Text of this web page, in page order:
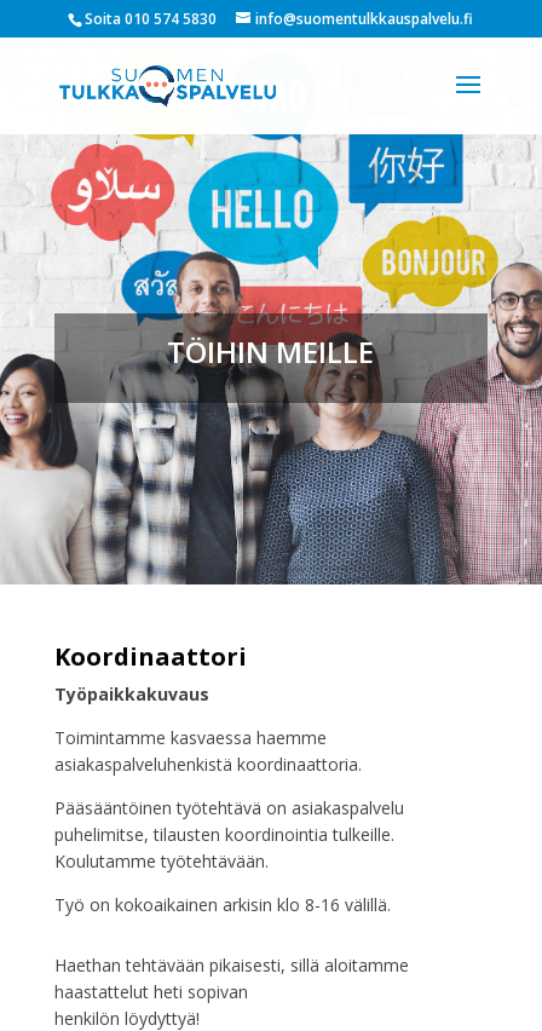
Soita 010 574 5830 info@suomentulkkauspalvelu.fi
TÖIHIN MEILLE
Koordinaattori
Työpaikkakuvaus
Toimintamme kasvaessa haemme
asiakaspalveluhenkistä koordinaattoria.
Pääsääntöinen työtehtävä on asiakaspalvelu
puhelimitse, tilausten koordinointia tulkeille.
Koulutamme työtehtävään.
Työ on kokoaikainen arkisin klo 8-16 välillä.
Haethan tehtävään pikaisesti, sillä aloitamme
haastattelut heti sopivan
henkilön löydyttyä!